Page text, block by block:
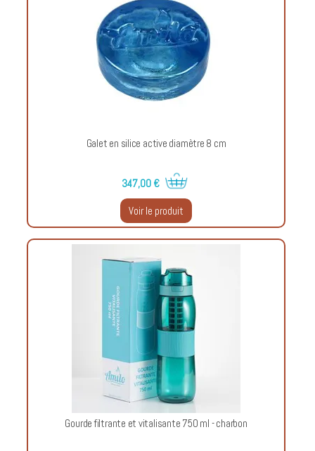
Galet en silice active diamètre 8 cm
347,00 €
Voir le produit
Gourde filtrante et vitalisante 750 ml - charbon